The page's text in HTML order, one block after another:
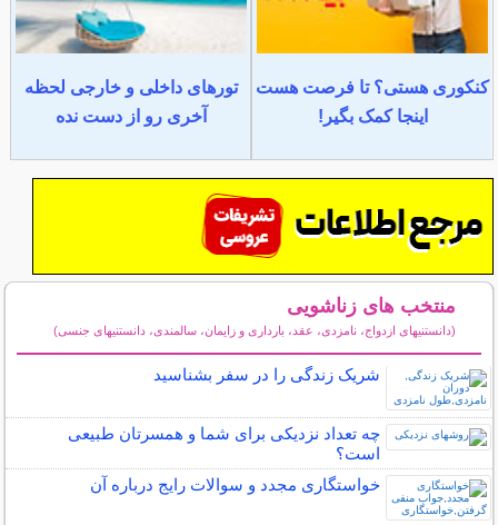
کنکوری هستی؟ تا فرصت هست
اینجا کمک بگیر!
تورهای داخلی و خارجی لحظه
آخری رو از دست نده
منتخب های زناشویی
(دانستنیهای ازدواج، نامزدی، عقد، بارداری و زایمان، سالمندی، دانستنیهای جنسی)
شریک زندگی را در سفر بشناسید
چه تعداد نزدیکی برای شما و همسرتان طبیعی
است؟
خواستگاری مجدد و سوالات رایج درباره آن